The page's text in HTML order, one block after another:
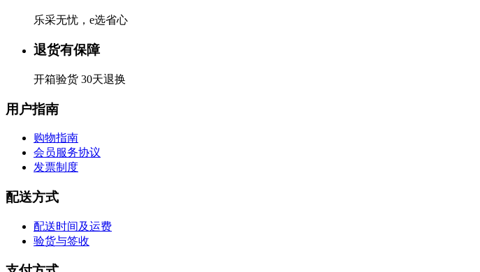
乐采无忧，e选省心
退货有保障
开箱验货 30天退换
用户指南
购物指南
会员服务协议
发票制度
配送方式
配送时间及运费
验货与签收